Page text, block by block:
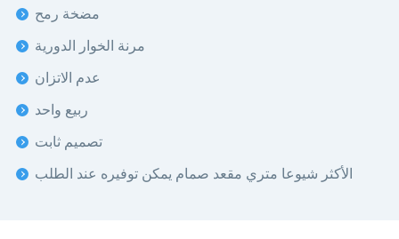
مضخة رمح
مرنة الخوار الدورية
عدم الاتزان
ربيع واحد
تصميم ثابت
الأكثر شيوعا متري مقعد صمام يمكن توفيره عند الطلب